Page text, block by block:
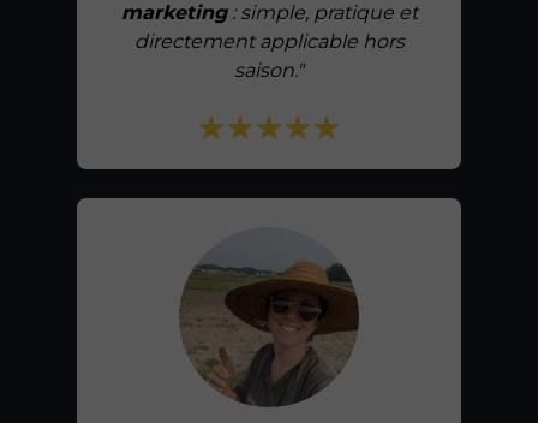
marketing: simple, pratique et
directement applicable hors
saison."